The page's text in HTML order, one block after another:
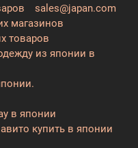
sales@japan.com
магазинов
товаров
из японии в
в японии
авито купить в японии